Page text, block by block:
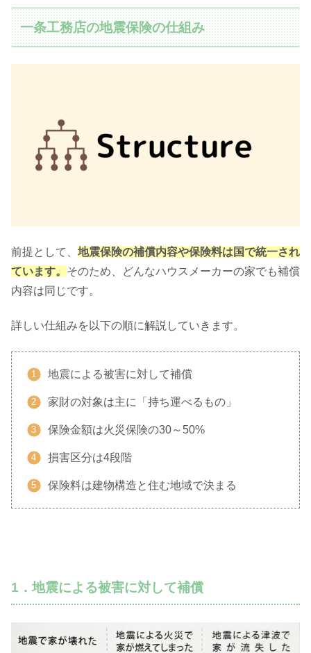
一条工務店の地震保険の仕組み
前提として、 地震保険の補償内容や保険料は国で統一され
ています。 そのため、どんなハウスメーカーの家でも補償
内容は同じです。
詳しい仕組みを以下の順に解説していきます。
地震による被害に対して補償
家財の対象は主に「持ち運べるもの」
保険金額は火災保険の30～50%
損害区分は4段階
保険料は建物構造と住む地域で決まる
1．地震による被害に対して補償